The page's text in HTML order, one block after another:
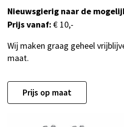
Nieuwsgierig naar de
Prijs vanaf: € 10,-
Wij maken graag geheel
maat.
Prijs op maat